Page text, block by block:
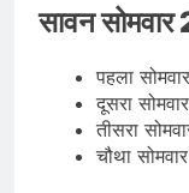
सावन
पहला
दूसरा
तीसरा
चौथा